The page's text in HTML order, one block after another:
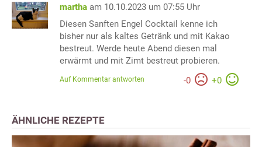
martha am 10.10.2023 um 07:55 Uhr
Diesen Sanften Engel Cocktail kenne ich
bisher nur als kaltes Getränk und mit Kakao
bestreut. Werde heute Abend diesen mal
erwärmt und mit Zimt bestreut probieren.
-0 +0
Auf Kommentar antworten
ÄHNLICHE REZEPTE